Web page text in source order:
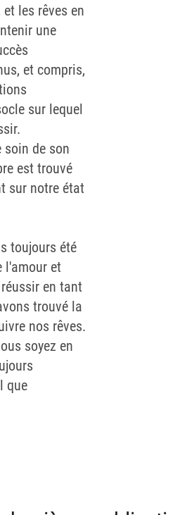
les rêves en
une
et compris,
sur lequel
soin de son
est trouvé
sur notre état
toujours été
l'amour et
en tant
trouvé la
nos rêves.
soyez en
que